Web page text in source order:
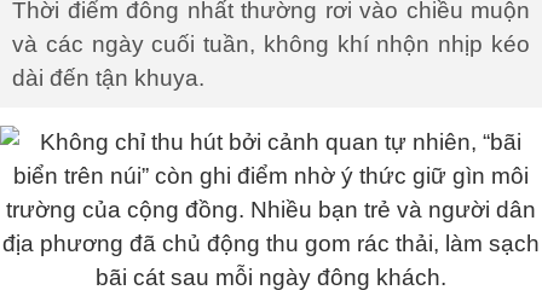
Thời điểm đông nhất thường rơi vào chiều muộn
và các ngày cuối tuần, không khí nhộn nhịp kéo
dài đến tận khuya.